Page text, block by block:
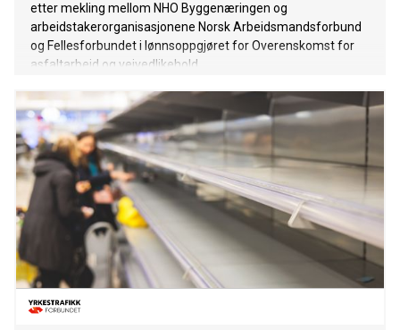
etter mekling mellom NHO Byggenæringen og
arbeidstakerorganisasjonene Norsk Arbeidsmandsforbund
og Fellesforbundet i lønnsoppgjøret for Overenskomst for
asfaltarbeid og veivedlikehold.